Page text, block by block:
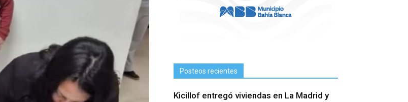
Posteos recientes
Kicillof entregó viviendas en La Madrid y